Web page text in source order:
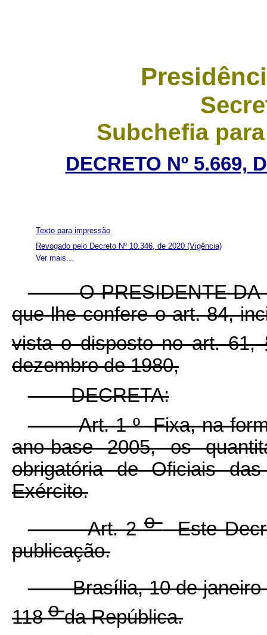
Subchefia
DECRETO Nº 5.669,
Ver mais...
Texto para impressão
Revogado pelo Decreto Nº 10.346, de 2020 (Vigência)
O PRESIDENTE DA
que lhe confere o art. 84,
vista o disposto no art.
dezembro de 1980,
DECRETA:
Art. 1ºFixa, na
ano-base 2005, os
obrigatória de Oficiais
Exército.
Art. 2oEste
publicação.
Brasília, 10 de janeiro
118oda República.